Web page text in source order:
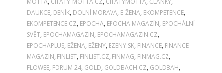
MOTTA, CITATY-MOTTA.CZ, CITATYMOTTA, ČLÁNKY,
DAUKCE, DENÍK, DOLNÍ MORAVA, E-ŽENA, EKOMPETENCE,
EKOMPETENCE.CZ, EPOCHA, EPOCHA MAGAZÍN, EPOCHÁLNÍ
SVĚT, EPOCHAMAGAZIN, EPOCHAMAGAZIN.CZ,
EPOCHAPLUS, EŽENA, EŽENY, EZENY.SK, FINANCE, FINANCE
MAGAZIN, FINLIST, FINLIST.CZ, FINMAG, FINMAG.CZ,
FLOWEE, FORUM 24, GOLD, GOLDBACH.CZ, GOLDBAH,